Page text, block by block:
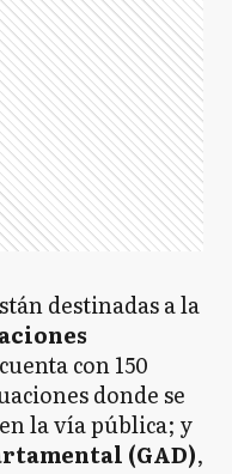
destinadas a la
con 150
donde se
la vía pública; y
(GAD),